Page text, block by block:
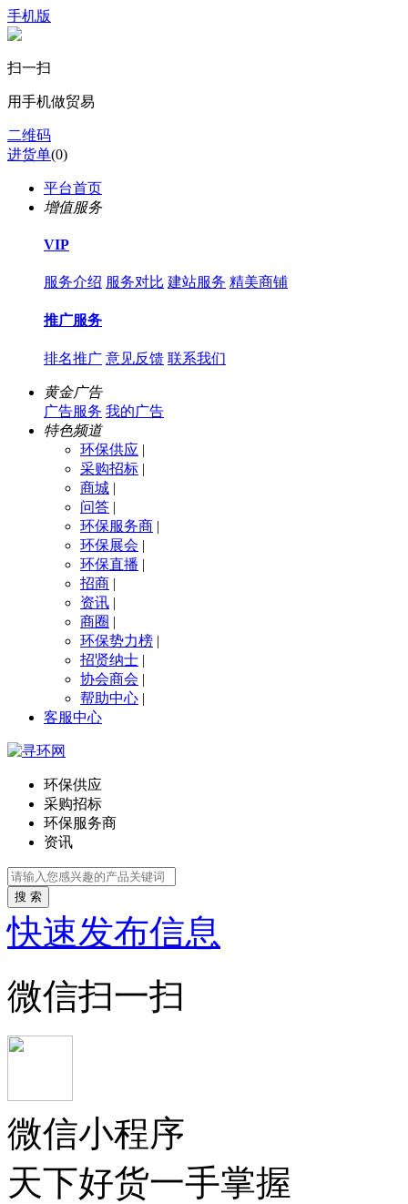
手机版
扫一扫
用手机做贸易
二维码
进货单(0)
平台首页
增值服务
VIP
服务介绍 服务对比 建站服务 精美商铺
推广服务
排名推广 意见反馈 联系我们
黄金广告
广告服务 我的广告
特色频道
环保供应 |
采购招标 |
商城 |
问答 |
环保服务商 |
环保展会 |
环保直播 |
招商 |
资讯 |
商圈 |
环保势力榜 |
招贤纳士 |
协会商会 |
帮助中心 |
客服中心
环保供应
采购招标
环保服务商
资讯
搜 索
快速发布信息
微信扫一扫
微信小程序
天下好货一手掌握